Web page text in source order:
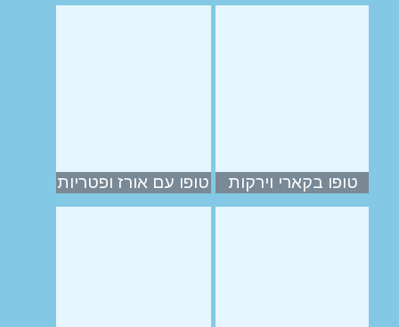
טופו בקארי וירקות טופו עם אורז ופטריות